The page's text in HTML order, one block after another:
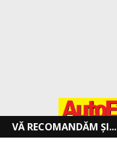
VĂ RECOMANDĂM ȘI...